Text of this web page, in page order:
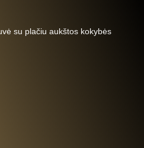
su plačiu aukštos kokybės